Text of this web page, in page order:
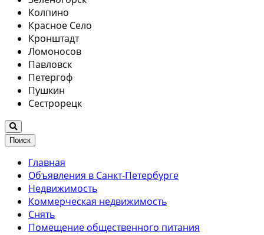
Колпино
Красное Село
Кронштадт
Ломоносов
Павловск
Петергоф
Пушкин
Сестрорецк
Поиск
Главная
Объявления в Санкт-Петербурге
Недвижимость
Коммерческая недвижимость
Снять
Помещение общественного питания